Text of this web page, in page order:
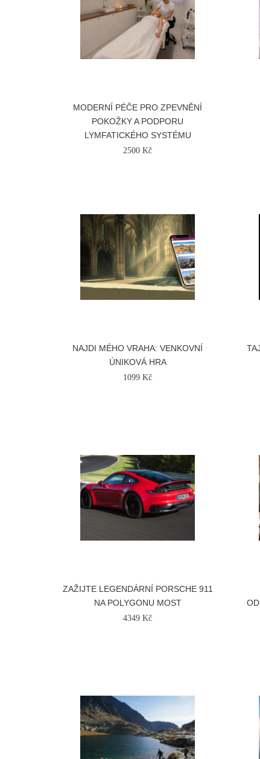
MODERNÍ PÉČE PRO ZPEVNĚNÍ
POKOŽKY A PODPORU
LYMFATICKÉHO SYSTÉMU
2500 Kč
NAJDI MÉHO VRAHA: VENKOVNÍ
ÚNIKOVÁ HRA
1099 Kč
ZAŽIJTE LEGENDÁRNÍ PORSCHE 911
NA POLYGONU MOST
4349 Kč